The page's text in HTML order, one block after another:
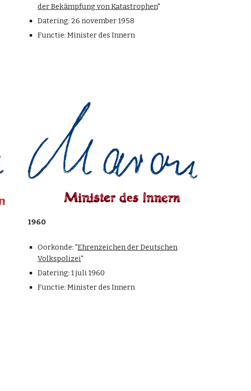
der Bekämpfung von Katastrophen"
Datering: 26 november 1958
Functie: Minister des Innern
1960
Oorkonde: "Ehrenzeichen der Deutschen
Volkspolizei"
Datering:1 juli 1960
Functie: Minister des Innern